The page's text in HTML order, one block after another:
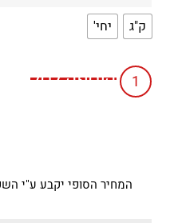
ק"ג יחי'
הוספה לסל
המחיר הסופי יקבע ע"י